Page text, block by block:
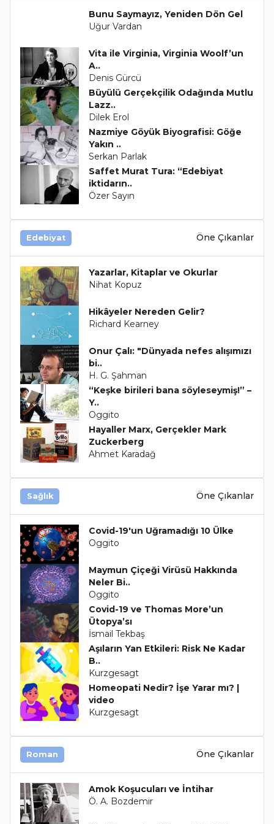
Bunu Saymayız, Yeniden Dön Gel
Uğur Vardan
Vita ile Virginia, Virginia Woolf’un
A..
Denis Gürcü
Büyülü Gerçekçilik Odağında Mutlu
Lazz..
Dilek Erol
Nazmiye Göyük Biyografisi: Göğe
Yakın ..
Serkan Parlak
Saffet Murat Tura: “Edebiyat
iktidarın..
Özer Sayın
Edebiyat Öne Çıkanlar
Yazarlar, Kitaplar ve Okurlar
Nihat Kopuz
Hikâyeler Nereden Gelir?
Richard Kearney
Onur Çalı: "Dünyada nefes alışımızı
bi..
H. G. Şahman
“Keşke birileri bana söyleseymiş!” –
Y..
Oggito
Hayaller Marx, Gerçekler Mark
Zuckerberg
Ahmet Karadağ
Sağlık Öne Çıkanlar
Covid-19'un Uğramadığı 10 Ülke
Oggito
Maymun Çiçeği Virüsü Hakkında
Neler Bi..
Oggito
Covid-19 ve Thomas More’un
Ütopya’sı
İsmail Tekbaş
Aşıların Yan Etkileri: Risk Ne Kadar
B..
Kurzgesagt
Homeopati Nedir? İşe Yarar mı? |
video
Kurzgesagt
Roman Öne Çıkanlar
Amok Koşucuları ve İntihar
Ö. A. Bozdemir